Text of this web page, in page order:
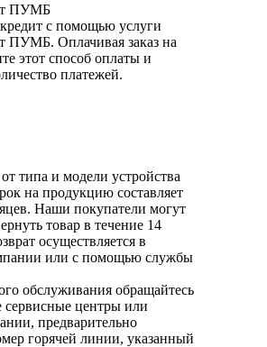
ПУМБ
с помощью услуги
ПУМБ. Оплачивая заказ на
этот способ оплаты и
платежей.
типа и модели устройства
на продукцию составляет
Наши покупатели могут
товар в течение 14
осуществляется в
или с помощью службы
обслуживания обращайтесь
центры или
предварительно
горячей линии, указанный